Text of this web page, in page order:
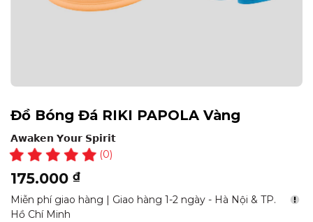
Đồ Bóng Đá RIKI PAPOLA Vàng
𝗔𝘄𝗮𝗸𝗲𝗻 𝗬𝗼𝘂𝗿 𝗦𝗽𝗶𝗿𝗶𝘁
(0)
175.000 ₫
Miễn phí giao hàng | Giao hàng 1-2 ngày - Hà Nội & TP.
Hồ Chí Minh